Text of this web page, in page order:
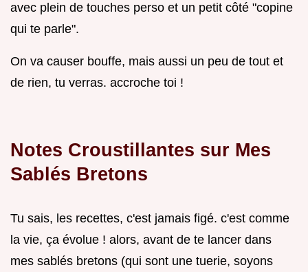
avec plein de touches perso et un petit côté "copine
qui te parle".
On va causer bouffe, mais aussi un peu de tout et
de rien, tu verras. accroche toi !
Notes Croustillantes sur Mes
Sablés Bretons
Tu sais, les recettes, c'est jamais figé. c'est comme
la vie, ça évolue ! alors, avant de te lancer dans
mes sablés bretons (qui sont une tuerie, soyons